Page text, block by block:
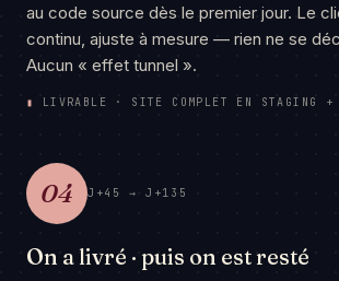
au code source dès le premier jour. Le
continu, ajuste à mesure — rien ne se
Aucun « effet tunnel ».
▮ LIVRABLE · SITE COMPLET EN STAGING +
04 J+45 → J+135
On a livré · puis on est resté